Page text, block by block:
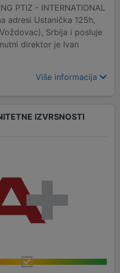
PTIZ - INTERNATIONAL
adresi Ustanička 125h,
Srbija i posluje
direktor je Ivan
Više informacija
IZVRSNOSTI